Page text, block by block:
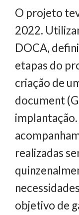
O projeto
2022.
DOCA,
etapas do
criação de
document
realizadas
objetivo de